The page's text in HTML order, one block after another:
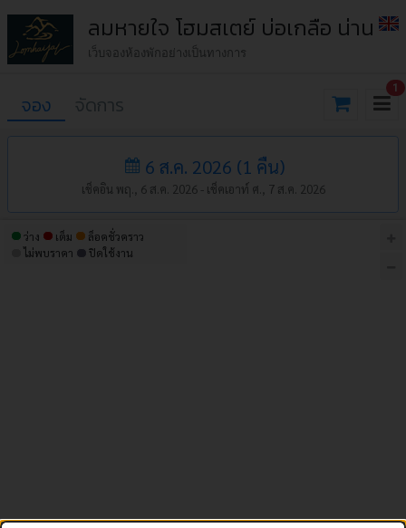
ลมหายใจ โฮมสเตย์​ บ่อเกลือ น่าน
เว็บจองห้องพักอย่างเป็นทางการ
จอง จัดการ
1
6 ส.ค. 2026 (1 คืน)
เช็คอิน พฤ., 6 ส.ค. 2026 - เช็คเอาท์ ศ., 7 ส.ค. 2026
ว่าง เต็ม
ล็อคชั่วคราว
ไม่พบราคา
ปิดใช้งาน